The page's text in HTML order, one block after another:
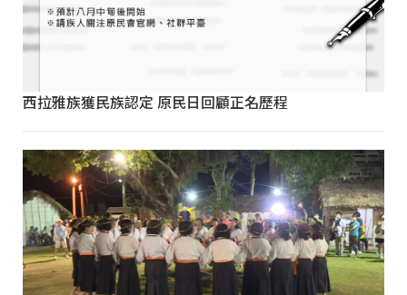
西拉雅族獲民族認定 原民日回顧正名歷程